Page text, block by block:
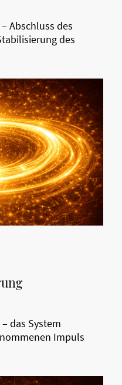
Abschluss des
des
das System
Impuls